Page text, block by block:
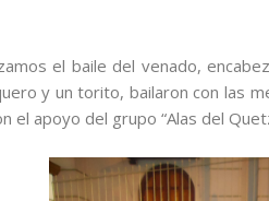
el baile del venado,
y un torito, bailaron con las
el apoyo del grupo “Alas del